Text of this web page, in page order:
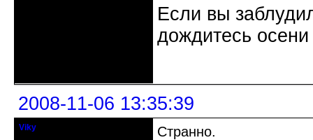
Если вы
дождитесь
2008-11-06 13:35:39
Viky
Странно.